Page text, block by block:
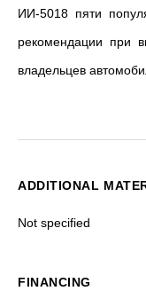
ИИ-5018 пяти
рекомендации при
владельцев
ADDITIONAL
Not specified
FINANCING